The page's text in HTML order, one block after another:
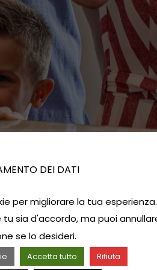
DEI DATI
per migliorare la tua esperienza.
sia d'accordo, ma puoi
se lo desideri.
Accetta tutto Rifiuta